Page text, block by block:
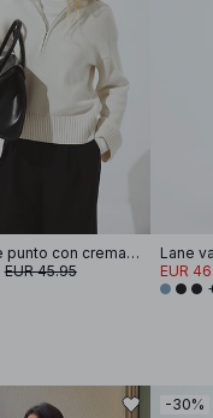
Jersey de punto con cremallera y cuello alto
EUR 45.95
Lane
EUR
-30%